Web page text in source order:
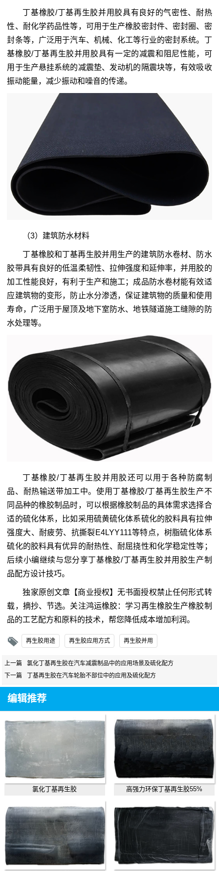
丁基橡胶/丁基再生胶并用胶具有良好的气密性、耐热
性、耐化学药品性等，可用于生产橡胶密封件、密封圈、密
封条等，广泛用于汽车、机械、化工等行业的密封系统。丁
基橡胶/丁基再生胶并用胶具有一定的减震和阻尼性能，可
用于生产悬挂系统的减震垫、发动机的隔震块等，有效吸收
振动能量，减少振动和噪音的传递。
（3）建筑防水材料
丁基橡胶和丁基再生胶并用生产的建筑防水卷材、防水
胶带具有良好的低温柔韧性、拉伸强度和延伸率，并用胶的
加工性能良好，有利于生产和施工；成品防水卷材能有效适
应建筑物的变形，防止水分渗透，保证建筑物的质量和使用
寿命，广泛用于屋顶及地下室防水、地铁隧道施工缝隙的防
水处理等。
丁基橡胶/丁基再生胶并用胶还可以用于各种防腐制
品、耐热输送带加工中。使用丁基橡胶/丁基再生胶生产不
同品种的橡胶制品时，可以根据橡胶制品的具体需求选择合
适的硫化体系，比如采用硫黄硫化体系硫化的胶料具有拉伸
强度大、耐疲劳、抗撕裂E4LYY111等特点，树脂硫化体系
硫化的胶料具有优异的耐热性、耐屈挠性和化学稳定性等；
后续小编继续与您分享丁基橡胶/丁基再生胶并用胶生产制
品配方设计技巧。
独家原创文章【商业授权】无书面授权禁止任何形式转
载，摘抄、节选。关注鸿运橡胶：学习再生橡胶生产橡胶制
品的工艺配方和原料的技术，帮您降低成本增加利润。
再生胶用途 再生胶应用方式 再生胶并用
上一篇
氯化丁基再生胶在汽车减震制品中的应用场景及硫化配方
下一篇
丁基再生胶在汽车轮胎不部位中的应用及硫化配方
编辑推荐
氯化丁基再生胶 高强力环保丁基再生胶55%